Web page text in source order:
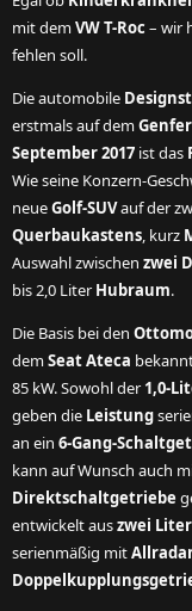
mit demVW T-Roc– wir
fehlen soll.
Die automobile
erstmals auf dem
September 2017 ist das
Wie seine Konzern-
neueGolf-SUVauf der
Querbaukastens, kurz
Auswahl zwischen zwei
bis 2,0 Liter Hubraum.
Die Basis bei den
demSeat Ateca
85 kW. Sowohl der 1,0-
geben die Leistung
an ein 6-Gang-
kann auf Wunsch auch
Direktschaltgetriebe
entwickelt auszwei
serienmäßig mit